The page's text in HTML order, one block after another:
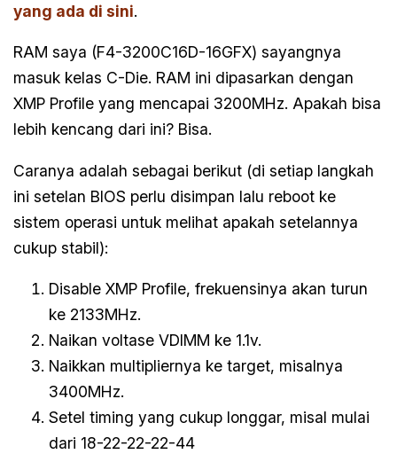
yang ada di sini.
RAM saya (F4-3200C16D-16GFX) sayangnya
masuk kelas C-Die. RAM ini dipasarkan dengan
XMP Profile yang mencapai 3200MHz. Apakah bisa
lebih kencang dari ini? Bisa.
Caranya adalah sebagai berikut (di setiap langkah
ini setelan BIOS perlu disimpan lalu reboot ke
sistem operasi untuk melihat apakah setelannya
cukup stabil):
Disable XMP Profile, frekuensinya akan turun
ke 2133MHz.
Naikan voltase VDIMM ke 1.1v.
Naikkan multipliernya ke target, misalnya
3400MHz.
Setel timing yang cukup longgar, misal mulai
dari 18-22-22-22-44